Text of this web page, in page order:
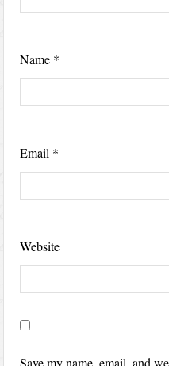
Name *
Email *
Website
Save my name, email, and